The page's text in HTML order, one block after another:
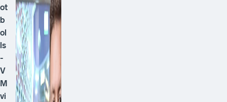
ot
b
ol
ls
-
V
M
vi